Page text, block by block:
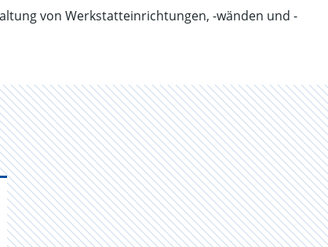
von Werkstatteinrichtungen, -wänden und -